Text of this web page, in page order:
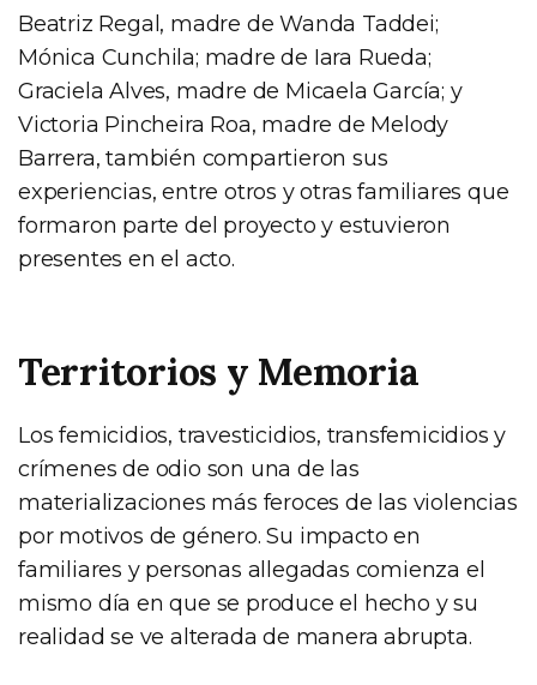
Beatriz Regal, madre de Wanda Taddei;
Mónica Cunchila; madre de Iara Rueda;
Graciela Alves, madre de Micaela García; y
Victoria Pincheira Roa, madre de Melody
Barrera, también compartieron sus
experiencias, entre otros y otras familiares que
formaron parte del proyecto y estuvieron
presentes en el acto.
Territorios y Memoria
Los femicidios, travesticidios, transfemicidios y
crímenes de odio son una de las
materializaciones más feroces de las violencias
por motivos de género. Su impacto en
familiares y personas allegadas comienza el
mismo día en que se produce el hecho y su
realidad se ve alterada de manera abrupta.